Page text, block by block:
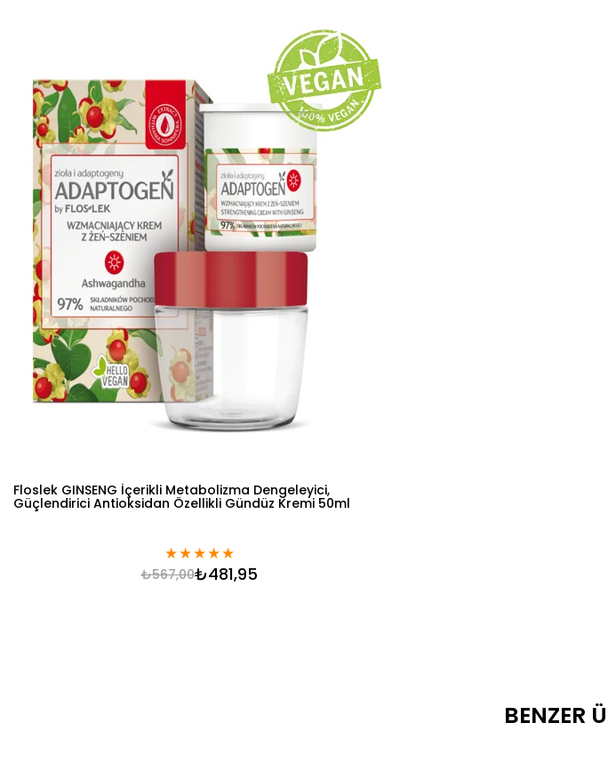
Floslek GINSENG İçerikli Metabolizma Dengeleyici,
Güçlendirici Antioksidan Özellikli Gündüz Kremi 50ml
★★★★★
₺481,95
₺567,00
BENZER